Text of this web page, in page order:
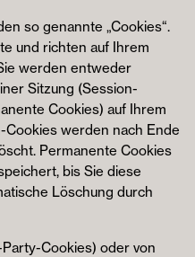
so genannte „Cookies“.
und richten auf Ihrem
werden entweder
Sitzung (Session-
Cookies) auf Ihrem
werden nach Ende
Permanente Cookies
bis Sie diese
Löschung durch
Cookies) oder von